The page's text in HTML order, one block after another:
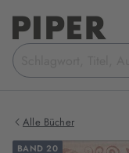
Suchbegriff
eingeben
Alle Bücher
BAND 20